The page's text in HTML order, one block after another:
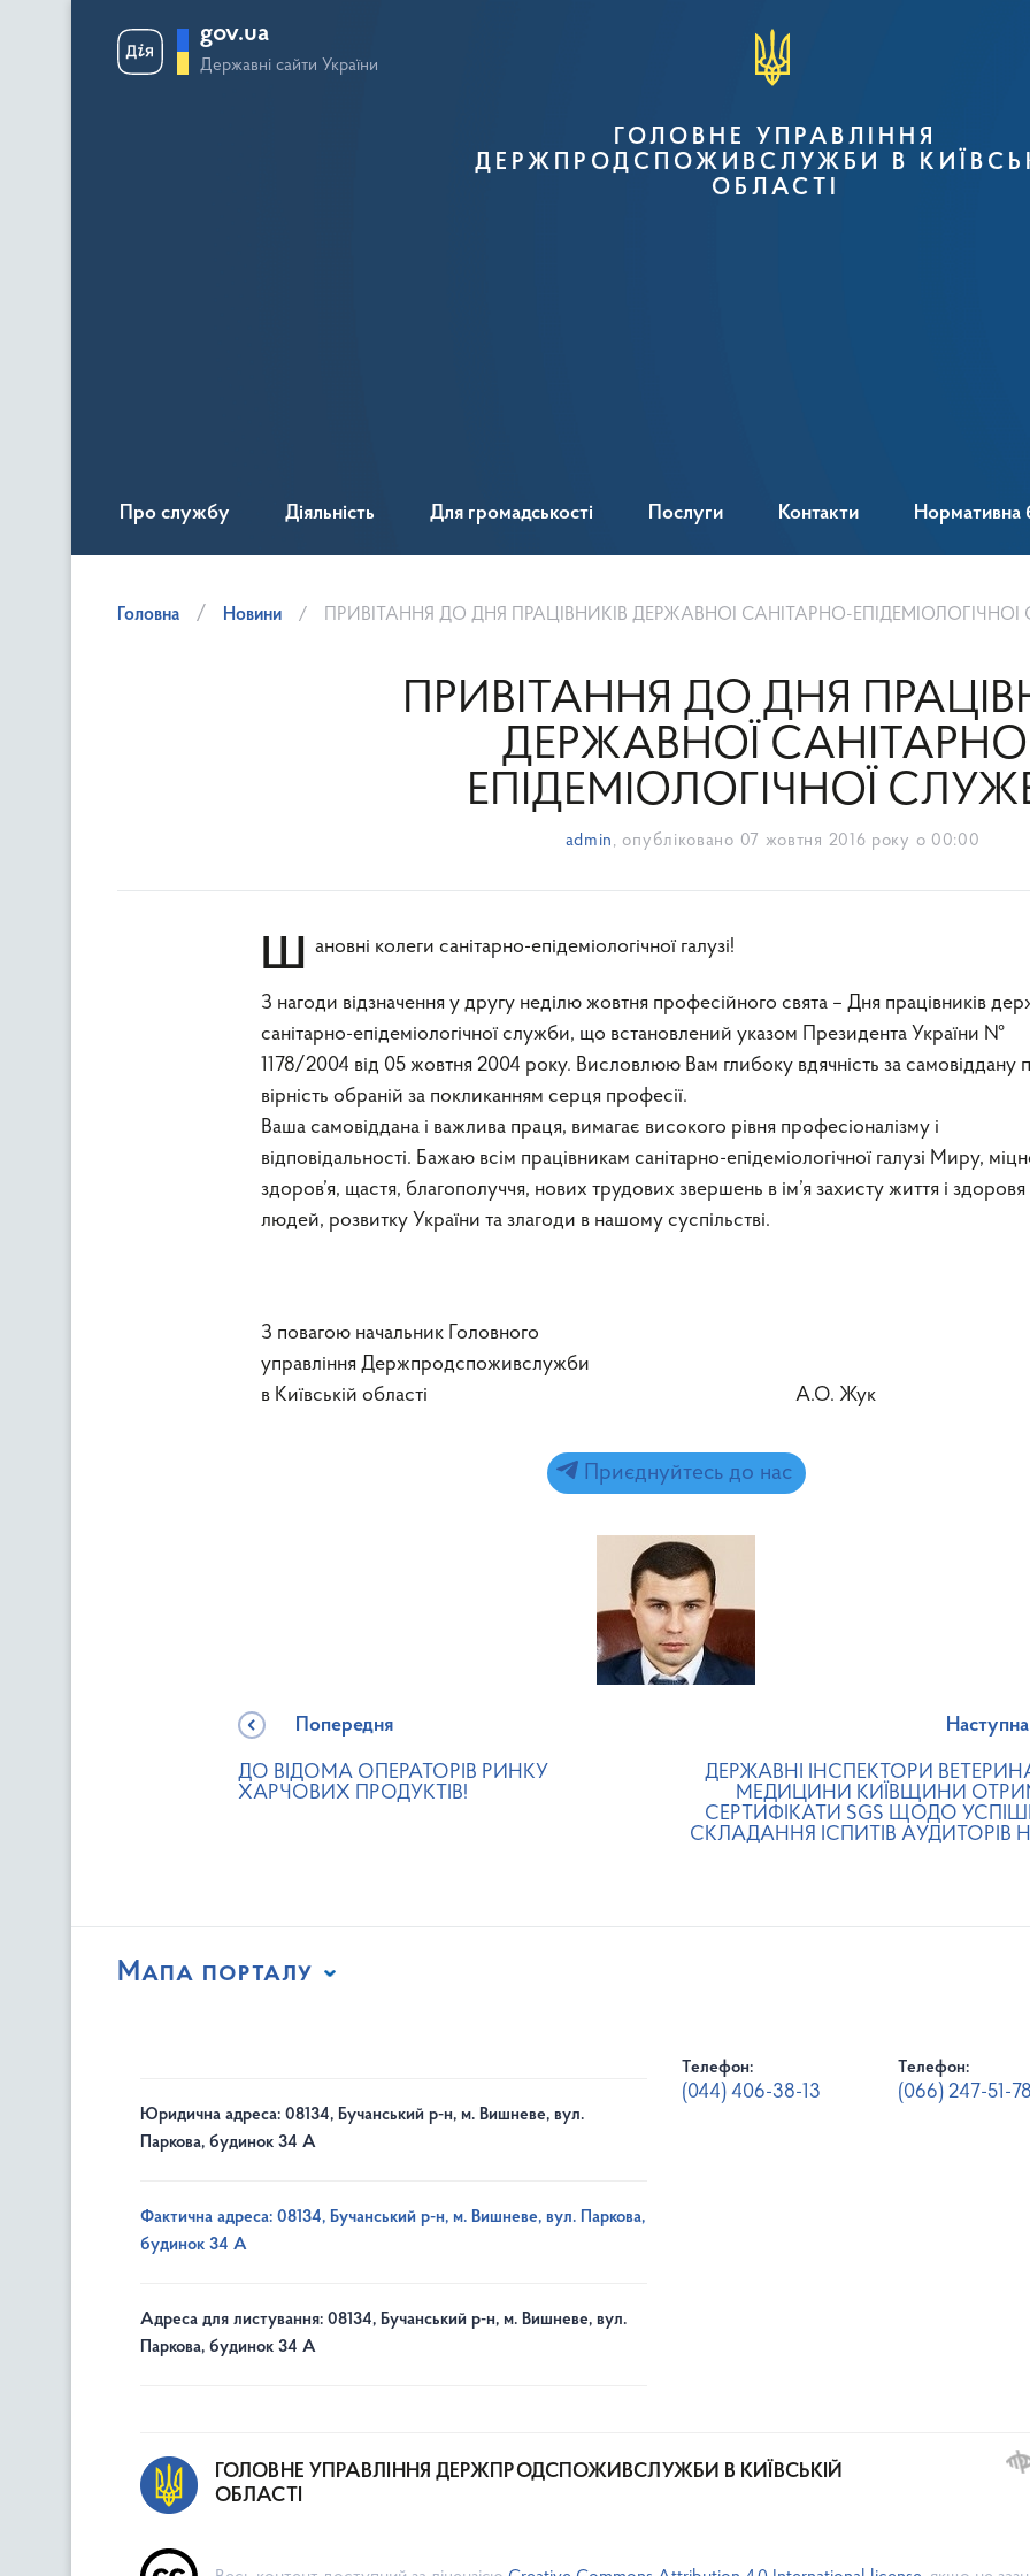
gov.ua
Державні сайти України
ГОЛОВНЕ УПРАВЛІННЯ
ДЕРЖПРОДСПОЖИВСЛУЖБИ В
ОБЛАСТІ
Про службу Діяльність Для громадськості Послуги Контакти Нормативна
Головна Новини ПРИВІТАННЯ ДО ДНЯ ПРАЦІВНИКІВ ДЕРЖАВНОЇ САНІТАРНО-
ПРИВІТАННЯ ДО ДНЯ
ДЕРЖАВНОЇ
ЕПІДЕМІОЛОГІЧНОЇ
admin , опубліковано 07 жовтня 2016 року о 00:00
Шановні колеги санітарно-епідеміологічної галузі!
З нагоди відзначення у другу неділю жовтня професійного свята – Дня працівників
санітарно-епідеміологічної служби, що встановлений указом Президента України №
1178/2004 від 05 жовтня 2004 року. Висловлюю Вам глибоку вдячність за самовіддану
вірність обраній за покликанням серця професії.
Ваша самовіддана і важлива праця, вимагає високого рівня професіоналізму і
відповідальності. Бажаю всім працівникам санітарно-епідеміологічної галузі Миру,
здоров’я, щастя, благополуччя, нових трудових звершень в ім’я захисту життя і здоровя
людей, розвитку України та злагоди в нашому суспільстві.
З повагою начальник Головного
управління Держпродспоживслужби
в Київській області А.О. Жук
Приєднуйтесь до нас
Попередня
ДО ВІДОМА ОПЕРАТОРІВ РИНКУ
ХАРЧОВИХ ПРОДУКТІВ!
Наступна
ДЕРЖАВНІ ІНСПЕКТОРИ
МЕДИЦИНИ КИЇВЩИНИ
СЕРТИФІКАТИ SGS ЩОДО
СКЛАДАННЯ ІСПИТІВ АУДИТОРІВ
Мапа порталу
Юридична адреса: 08134, Бучанський р-н, м. Вишневе, вул.
Паркова, будинок 34 А
Фактична адреса: 08134, Бучанський р-н, м. Вишневе, вул. Паркова,
будинок 34 А
Адреса для листування: 08134, Бучанський р-н, м. Вишневе, вул.
Паркова, будинок 34 А
Телефон:
(044) 406-38-13
Телефон:
(066) 247-51-78
ГОЛОВНЕ УПРАВЛІННЯ ДЕРЖПРОДСПОЖИВСЛУЖБИ В КИЇВСЬКІЙ
ОБЛАСТІ